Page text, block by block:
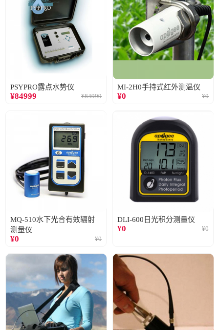
PSYPRO露点水势仪
¥84999 ¥84999
MI-2H0手持式红外测温仪
¥0 ¥0
MQ-510水下光合有效辐射
测量仪
¥0 ¥0
DLI-600日光积分测量仪
¥0 ¥0